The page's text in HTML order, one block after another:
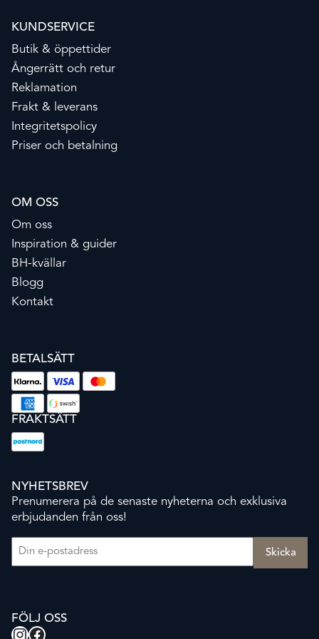
KUNDSERVICE
Butik & öppettider
Ångerrätt och retur
Reklamation
Frakt & leverans
Integritetspolicy
Priser och betalning
OM OSS
Om oss
Inspiration & guider
BH-kvällar
Blogg
Kontakt
BETALSÄTT
FRAKTSÄTT
NYHETSBREV
Prenumerera på de senaste nyheterna och exklusiva
erbjudanden från oss!
FÖLJ OSS